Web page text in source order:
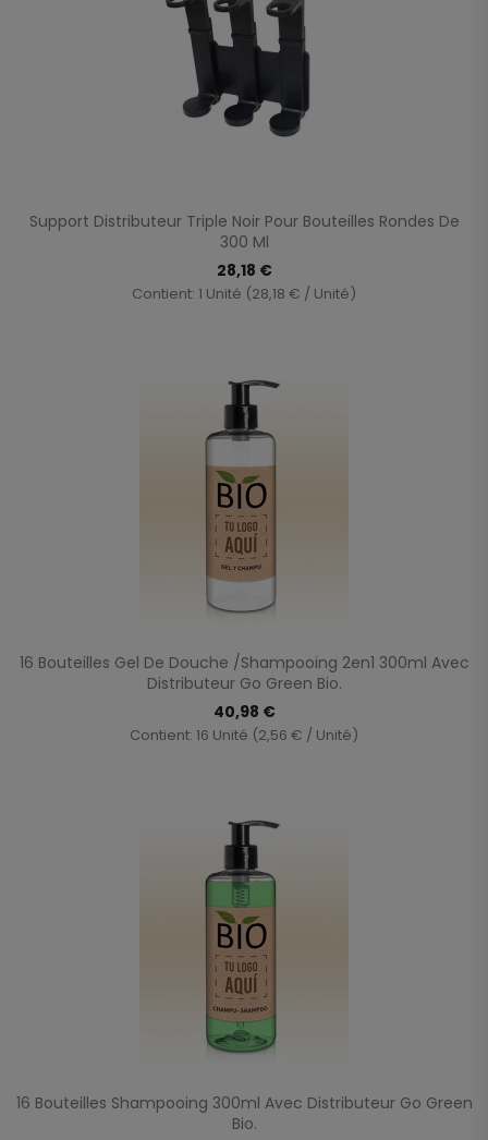
Support Distributeur Triple Noir Pour Bouteilles Rondes De
300 Ml
28,18 €
Contient: 1 Unité (28,18 € / Unité)
16 Bouteilles Gel De Douche /shampooing 2en1 300ml Avec
Distributeur Go Green Bio.
40,98 €
Contient: 16 Unité (2,56 € / Unité)
16 Bouteilles Shampooing 300ml Avec Distributeur Go Green
Bio.